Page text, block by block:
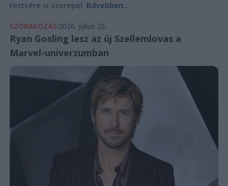
testvére is szerepel. Bővebben...
SZÓRAKOZÁS 2026. július 26.
Ryan Gosling lesz az új Szellemlovas a
Marvel-univerzumban